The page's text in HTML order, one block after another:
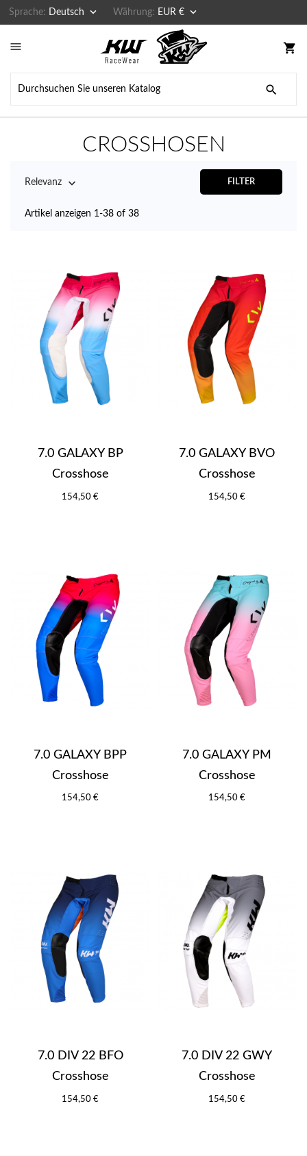
Sprache: Deutsch  Währung: EUR € 
 shopping_cart

CROSSHOSEN
Relevanz  FILTER
Artikel anzeigen 1-38 of 38
7.0 GALAXY BP
Crosshose
154,50 €
7.0 GALAXY BVO
Crosshose
154,50 €
7.0 GALAXY BPP
Crosshose
154,50 €
7.0 GALAXY PM
Crosshose
154,50 €
7.0 DIV 22 BFO
Crosshose
154,50 €
7.0 DIV 22 GWY
Crosshose
154,50 €